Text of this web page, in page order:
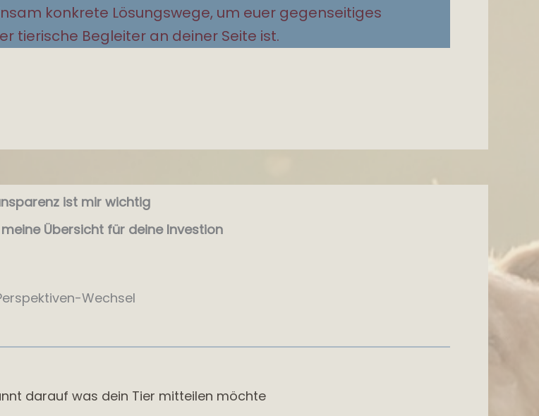
konkrete Lösungswege, um euer gegenseitiges
tierische Begleiter an deiner Seite ist.
ist mir wichtig
Übersicht für deine Investion
Wechsel
darauf was dein Tier mitteilen möchte